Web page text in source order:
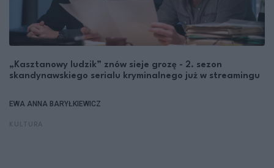
„Kasztanowy ludzik” znów sieje grozę - 2. sezon
skandynawskiego serialu kryminalnego już w streamingu
EWA ANNA BARYŁKIEWICZ